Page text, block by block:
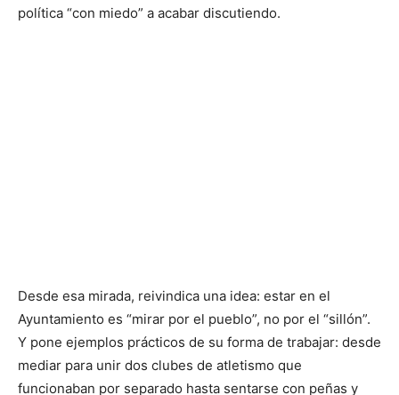
política “con miedo” a acabar discutiendo.
Desde esa mirada, reivindica una idea: estar en el
Ayuntamiento es “mirar por el pueblo”, no por el “sillón”.
Y pone ejemplos prácticos de su forma de trabajar: desde
mediar para unir dos clubes de atletismo que
funcionaban por separado hasta sentarse con peñas y